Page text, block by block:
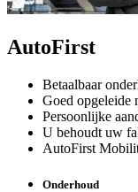
AutoFirst
Betaalbaar
Goed opgeleide
Persoonlijke
U behoudt uw
AutoFirst
Onderhoud